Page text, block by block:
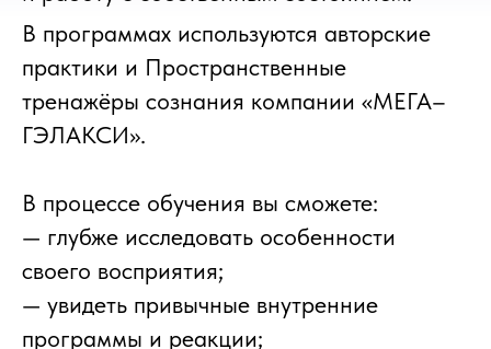
В программах используются авторские
практики и Пространственные
тренажёры сознания компании «МЕГА–
ГЭЛАКСИ».
В процессе обучения вы сможете:
— глубже исследовать особенности
своего восприятия;
— увидеть привычные внутренние
программы и реакции;